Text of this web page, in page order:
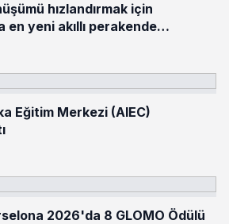
hızlandırmak için
yeni akıllı perakende
Eğitim Merkezi (AIEC)
2026'da 8 GLOMO Ödülü